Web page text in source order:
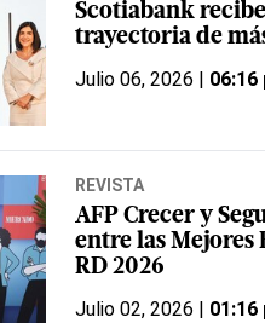
Scotiabank
trayectoria de
Julio 06, 2026 | 06:16
REVISTA
AFP Crecer y
entre las Mejores
RD 2026
Julio 02, 2026 | 01:16